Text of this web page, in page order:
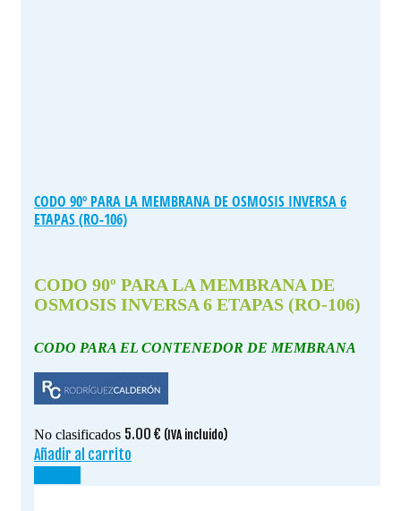
CODO 90º PARA LA MEMBRANA DE OSMOSIS INVERSA 6
ETAPAS (RO-106)
CODO 90º PARA LA MEMBRANA DE
OSMOSIS INVERSA 6 ETAPAS (RO-106)
CODO PARA EL CONTENEDOR DE MEMBRANA
No clasificados 5.00 € (IVA incluido)
Añadir al carrito